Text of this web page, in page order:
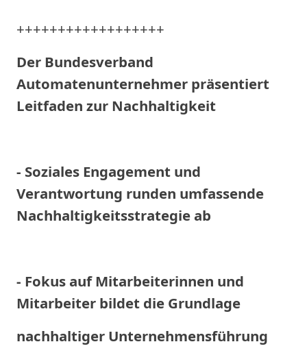
++++++++++++++++++
Der Bundesverband
Automatenunternehmer präsentiert
Leitfaden zur Nachhaltigkeit
- Soziales Engagement und
Verantwortung runden umfassende
Nachhaltigkeitsstrategie ab
- Fokus auf Mitarbeiterinnen und
Mitarbeiter bildet die Grundlage
nachhaltiger Unternehmensführung